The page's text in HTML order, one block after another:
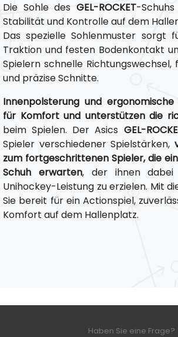
Die Sohle des GEL-ROCKET-
Stabilität und Kontrolle auf dem
Das spezielle Sohlenmuster sorgt
Traktion und festen Bodenkontakt
Spielern schnelle Richtungswechsel,
und präzise Schnitte.
Innenpolsterung und
für Komfort und unterstützen die
beim Spielen. Der Asics GEL-
Spieler verschiedener Spielstärken,
zum fortgeschrittenen Spieler, die
Schuh erwarten, der ihnen
Unihockey-Leistung zu erzielen. Mit
Sie bereit für ein Actionspiel,
Komfort auf dem Hallenplatz.
Haben Sie eine Frage?